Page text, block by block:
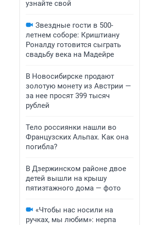
узнайте свой
Звездные гости в 500-
летнем соборе: Криштиану
Роналду готовится сыграть
свадьбу века на Мадейре
В Новосибирске продают
золотую монету из Австрии —
за нее просят 399 тысяч
рублей
Тело россиянки нашли во
Французских Альпах. Как она
погибла?
В Дзержинском районе двое
детей вышли на крышу
пятиэтажного дома — фото
«Чтобы нас носили на
ручках, мы любим»: нерпа